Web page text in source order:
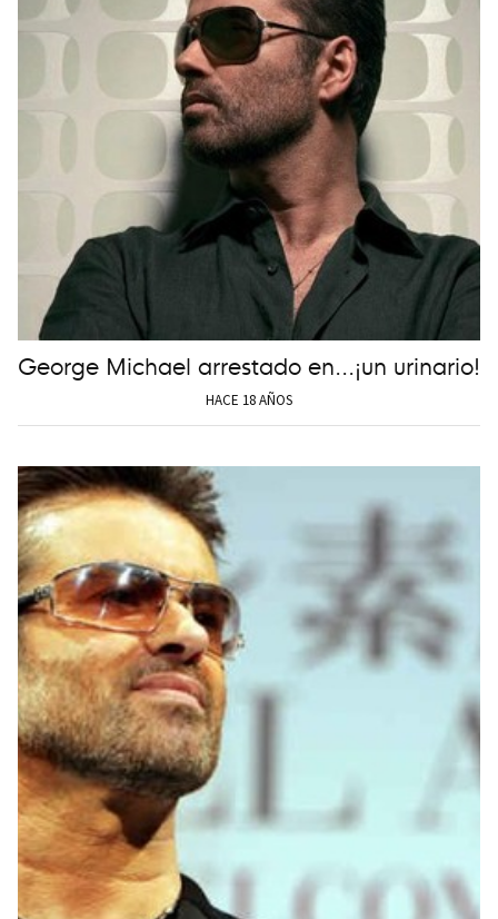
George Michael arrestado en...¡un urinario!
HACE 18 AÑOS